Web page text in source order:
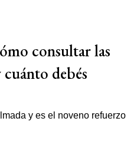
consultar las
debés